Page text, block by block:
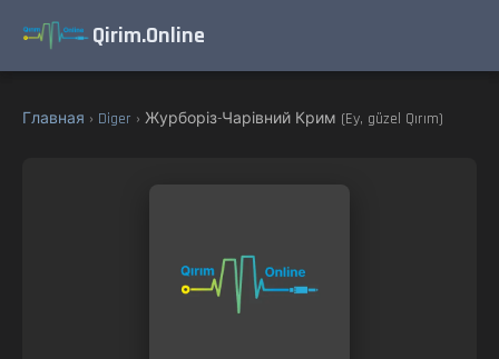
Qirim.Online
Главная › Diger › Журборіз-Чарівний Крим (Ey, güzel Qırım)